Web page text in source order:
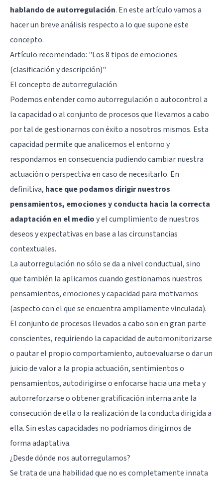
hablando de autorregulación. En este artículo vamos a
hacer un breve análisis respecto a lo que supone este
concepto.
Artículo recomendado: "Los 8 tipos de emociones
(clasificación y descripción)"
El concepto de autorregulación
Podemos entender como autorregulación oautocontrola
la capacidad o al conjunto de procesos que llevamos a cabo
por tal de gestionarnos con éxito a nosotros mismos. Esta
capacidad permite que analicemos el entorno y
respondamos en consecuencia pudiendo cambiar nuestra
actuación o perspectiva en caso de necesitarlo. En
definitiva, hace que podamos dirigir nuestros
pensamientos, emociones y conducta hacia la correcta
adaptación en el medioy el cumplimiento de nuestros
deseos y expectativas en base a las circunstancias
contextuales.
La autorregulación no sólo se da a nivel conductual, sino
que también la aplicamos cuando gestionamos nuestros
pensamientos, emociones y capacidad para motivarnos
(aspecto con el que se encuentra ampliamente vinculada).
El conjunto de procesos llevados a cabo son en gran parte
conscientes, requiriendo la capacidad de automonitorizarse
o pautar el propio comportamiento, autoevaluarse o dar un
juicio de valor a la propia actuación, sentimientos o
pensamientos, autodirigirse o enfocarse hacia una meta y
autorreforzarse o obtener gratificación interna ante la
consecución de ella o la realización de la conducta dirigida a
ella. Sin estas capacidades no podríamos dirigirnos de
forma adaptativa.
¿Desde dónde nos autorregulamos?
Se trata de una habilidad que no es completamente innata